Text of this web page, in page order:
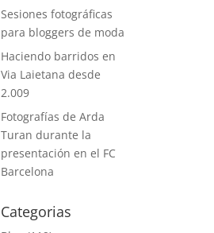
Sesiones fotográficas
para bloggers de moda
Haciendo barridos en
Via Laietana desde
2.009
Fotografías de Arda
Turan durante la
presentación en el FC
Barcelona
Categorias